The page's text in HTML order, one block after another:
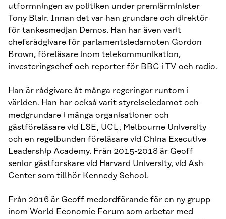
utformningen av politiken under premiärminister
Tony Blair. Innan det var han grundare och direktör
för tankesmedjan Demos. Han har även varit
chefsrådgivare för parlamentsledamoten Gordon
Brown, föreläsare inom telekommunikation,
investeringschef och reporter för BBC i TV och radio.
Han är rådgivare åt många regeringar runtom i
världen. Han har också varit styrelseledamot och
medgrundare i många organisationer och
gästföreläsare vid LSE, UCL, Melbourne University
och en regelbunden föreläsare vid China Executive
Leadership Academy. Från 2015-2018 är Geoff
senior gästforskare vid Harvard University, vid Ash
Center som tillhör Kennedy School.
Från 2016 är Geoff medordförande för en ny grupp
inom World Economic Forum som arbetar med